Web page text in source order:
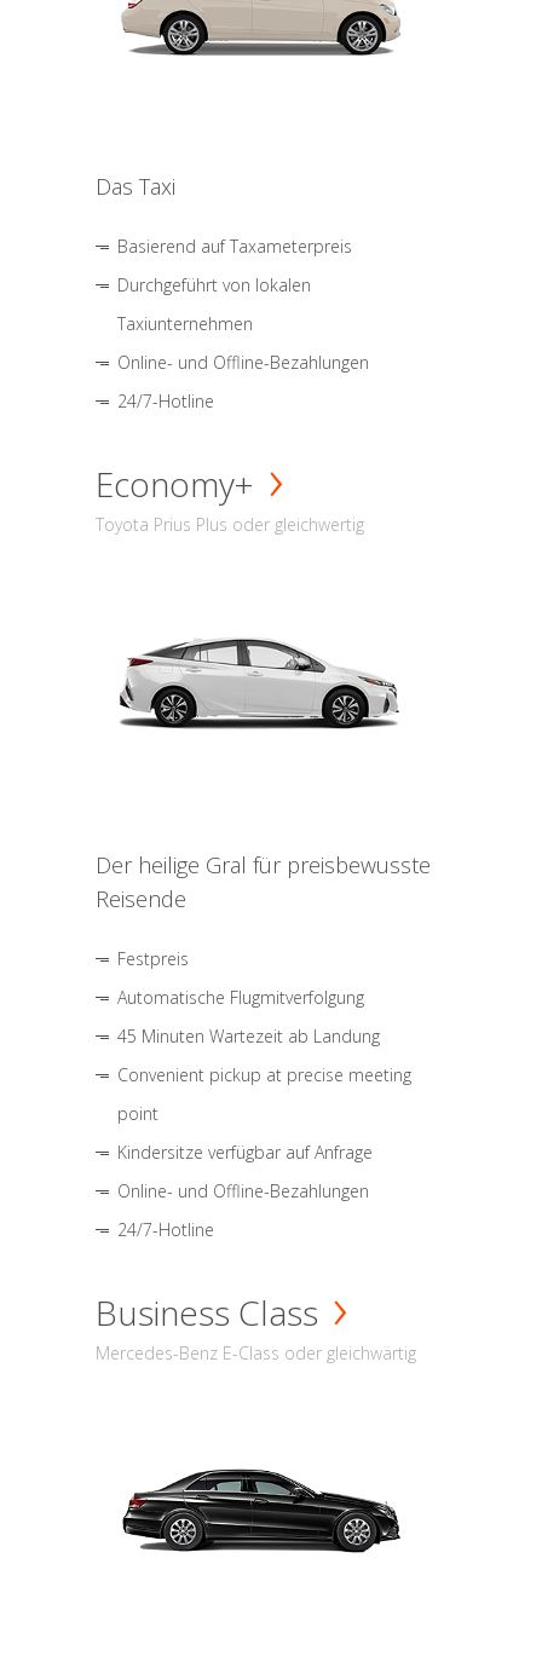
Das Taxi
Basierend auf Taxameterpreis
Durchgeführt von lokalen
Taxiunternehmen
Online- und Offline-Bezahlungen
24/7-Hotline
Economy+
Toyota Prius Plus oder gleichwertig
Der heilige Gral für preisbewusste
Reisende
Festpreis
Automatische Flugmitverfolgung
45 Minuten Wartezeit ab Landung
Convenient pickup at precise meeting
point
Kindersitze verfügbar auf Anfrage
Online- und Offline-Bezahlungen
24/7-Hotline
Business Class
Mercedes-Benz E-Class oder gleichwärtig